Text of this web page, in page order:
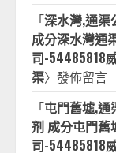
「深水灣,通渠
成分深水灣通
司-54485818
渠〉發佈留言
「屯門舊墟,
剂 成分屯門舊
司-54485818